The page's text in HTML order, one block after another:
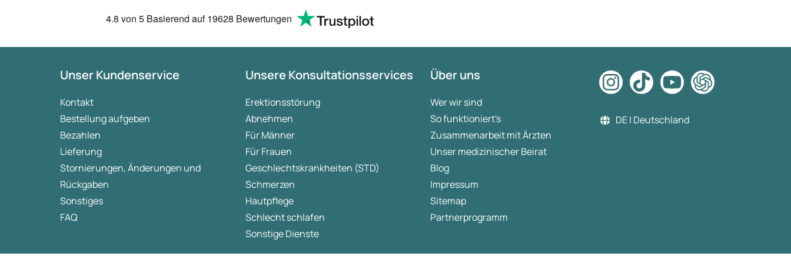
richtig fix.
4.8 von 5 Basierend auf19628 Bewertungen
Unser Kundenservice
Kontakt
Bestellung aufgeben
Bezahlen
Lieferung
Stornierungen, Änderungen und
Rückgaben
Sonstiges
FAQ
Unsere Konsultationsservices
Erektionsstörung
Abnehmen
Für Männer
Für Frauen
Geschlechtskrankheiten (STD)
Schmerzen
Hautpflege
Schlecht schlafen
Sonstige Dienste
Über uns
Wer wir sind
So funktioniert's
Zusammenarbeit mit Ärzten
Unser medizinischer Beirat
Blog
Impressum
Sitemap
Partnerprogramm
DE | Deutschland